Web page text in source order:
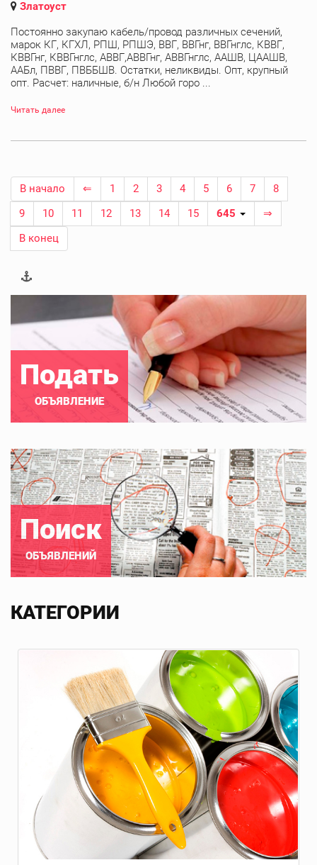
Златоуст
Постоянно закупаю кабель/провод различных сечений,
марок КГ, КГХЛ, РПШ, РПШЭ, ВВГ, ВВГнг, ВВГнглс, КВВГ,
КВВГнг, КВВГнглс, АВВГ,АВВГнг, АВВГнглс, ААШВ, ЦААШВ,
ААБл, ПВВГ, ПВББШВ. Остатки, неликвиды. Опт, крупный
опт. Расчет: наличные, б/н Любой горо ...
Читать далее
В начало ⇐ 1 2 3 4 5 6 7
8
9
10 11 12 13 14 15 645
⇒
В конец
Подать
ОБЪЯВЛЕНИЕ
Поиск
ОБЪЯВЛЕНИЙ
КАТЕГОРИИ